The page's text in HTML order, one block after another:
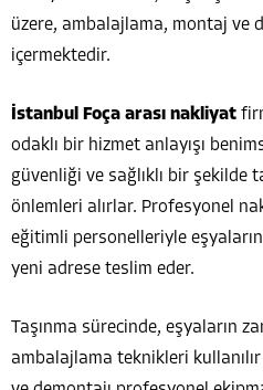
üzere, ambalajlama, montaj ve
içermektedir.
İstanbul Foça arası nakliyat
odaklı bir hizmet anlayışı
güvenliği ve sağlıklı bir şekilde
önlemleri alırlar. Profesyonel
eğitimli personelleriyle
yeni adrese teslim eder.
Taşınma sürecinde, eşyaların
ambalajlama teknikleri kullanılır